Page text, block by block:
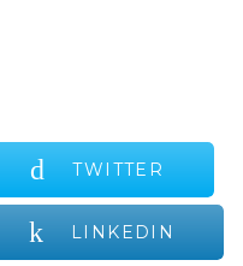
TWITTER
LINKEDIN